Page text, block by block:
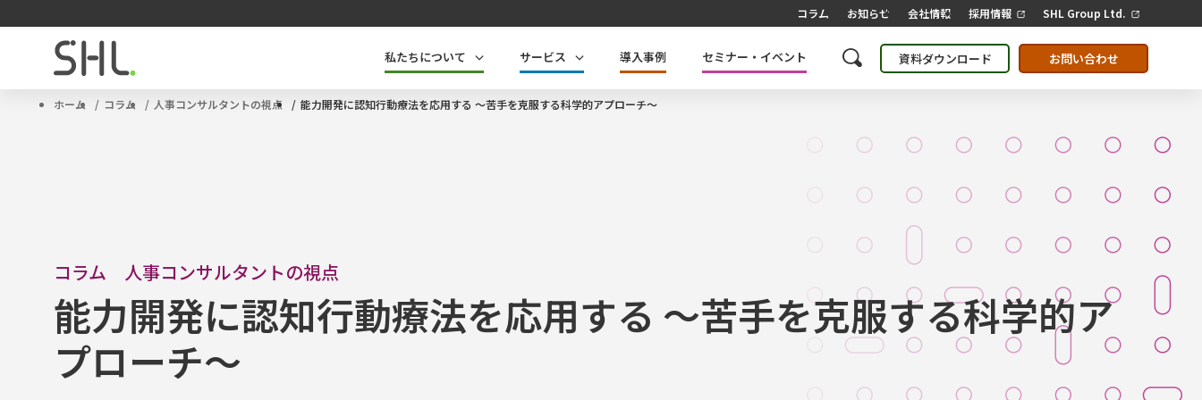
コラム お知らせ 会社情報 採用情報 SHL Group Ltd.
私たちについて サービス 導入事例 セミナー・イベント 資料ダウンロード お問い合わせ
ホーム コラム 人事コンサルタントの視点 能力開発に認知行動療法を応用する ～苦手を克服する科学的アプローチ～
コラム 人事コンサルタントの視点
能力開発に認知行動療法を応用する ～苦手を克服する科学的ア
プローチ～